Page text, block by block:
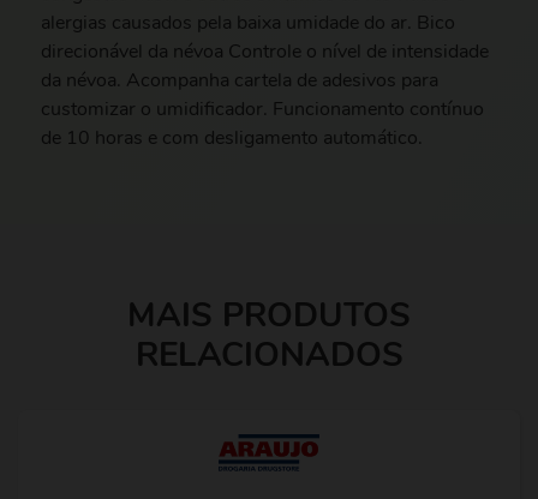
alergias causados pela baixa umidade do ar. Bico
direcionável da névoa Controle o nível de intensidade
da névoa. Acompanha cartela de adesivos para
customizar o umidificador. Funcionamento contínuo
de 10 horas e com desligamento automático.
MAIS PRODUTOS
RELACIONADOS